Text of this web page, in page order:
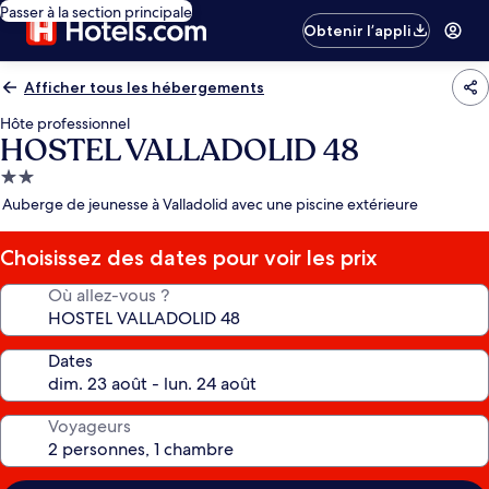
Passer à la section principale
Obtenir l’appli
Afficher tous les hébergements
Hôte professionnel
HOSTEL VALLADOLID 48
Hébergement
2.0 étoiles
Auberge de jeunesse à Valladolid avec une piscine extérieure
Choisissez des dates pour voir les prix
Où allez-vous ?
Dates
Voyageurs